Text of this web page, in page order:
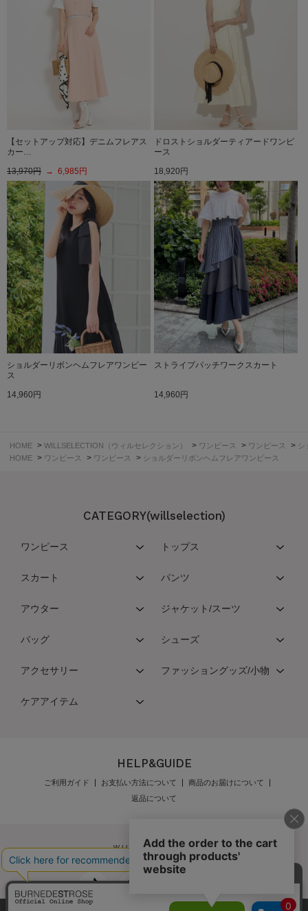
【セットアップ対応】デニムフレアス
カー…
13,970円 → 6,985円
ドロストショルダーティアードワンピ
ース
18,920円
ショルダーリボンヘムフレアワンピー
ス
14,960円
ストライプパッチワークスカート
14,960円
HOME > WILLSELECTION（ウィルセレクション） > ワンピース > ワンピース > シ
HOME > ワンピース > ワンピース > ショルダーリボンヘムフレアワンピース
CATEGORY(willselection)
ワンピース トップス
スカート パンツ
アウター ジャケット/スーツ
バッグ シューズ
アクセサリー ファッショングッズ/小物
ケアアイテム
HELP&GUIDE
ご利用ガイド お支払い方法について
商品のお届けについて
返品について